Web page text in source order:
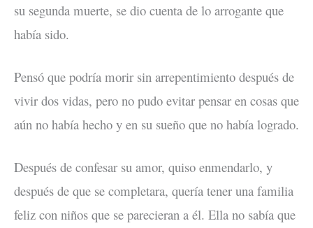
su segunda muerte, se dio cuenta de lo arrogante que
había sido.
Pensó que podría morir sin arrepentimiento después de
vivir dos vidas, pero no pudo evitar pensar en cosas que
aún no había hecho y en su sueño que no había logrado.
Después de confesar su amor, quiso enmendarlo, y
después de que se completara, quería tener una familia
feliz con niños que se parecieran a él. Ella no sabía que